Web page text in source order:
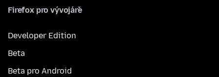
Firefox pro vývojáře
Developer Edition
Beta
Beta pro Android